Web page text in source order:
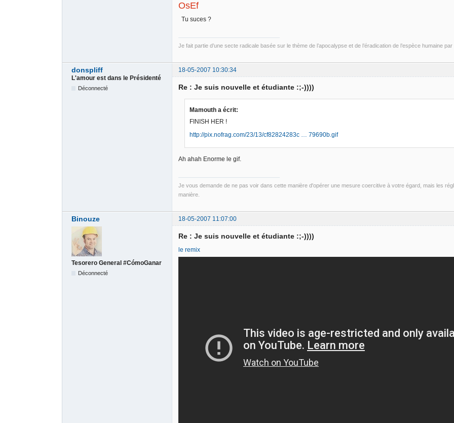
OsEf
Tu suces ?
Je fait partie d’une secte radicale basée sur le thème de l’apocalypse et de l’éradication de l’espèce humaine
donspliff
18-05-2007 10:30:34
L'amour est dans le Présidenté
Déconnecté Re : Je suis nouvelle et étudiante :;-))))
Mamouth a écrit:
FINISH HER !
http://pix.nofrag.com/23/13/cf82824283c … 79690b.gif
Ah ahah Enorme le gif.
Je vous demande de ne pas voir dans cette manière d'opérer une mesure coercitive à votre égard, mais les
manière.
Binouze 18-05-2007 11:07:00
Tesorero General #CómoGanar
Déconnecté
Re : Je suis nouvelle et étudiante :;-))))
le remix